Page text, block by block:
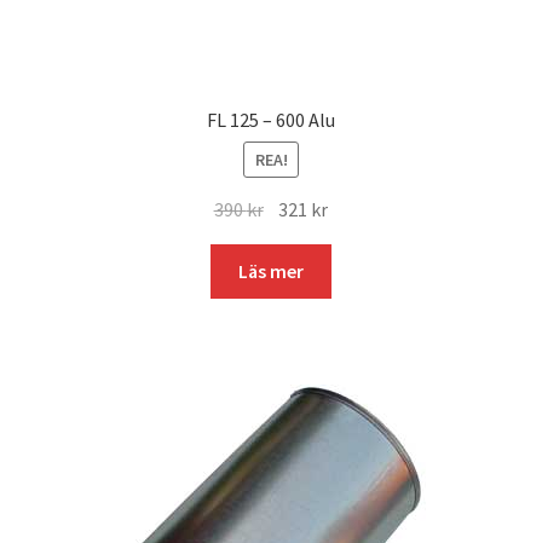
FL 125 – 600 Alu
REA!
390kr Det
priset
var:
321 krDet
är:
Läs mer